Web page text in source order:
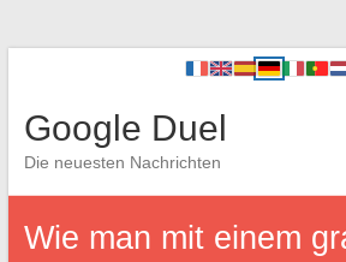
Google Duel
Die neuesten Nachrichten
Wie man mit einem